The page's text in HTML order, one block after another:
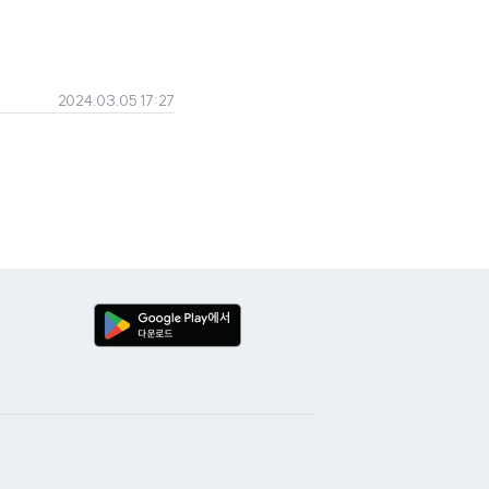
2024.03.05 17:27